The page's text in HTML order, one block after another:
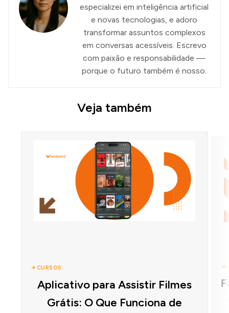
especializei em inteligência artificial
e novas tecnologias, e adoro
transformar assuntos complexos
em conversas acessíveis. Escrevo
com paixão e responsabilidade —
porque o futuro também é nosso.
Veja também
CURSOS
Aplicativo para Assistir Filmes
Grátis: O Que Funciona de